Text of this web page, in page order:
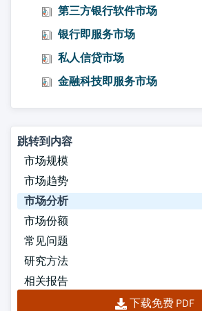
第三方银行软件市场
银行即服务市场
私人信贷市场
金融科技即服务市场
跳转到内容
市场规模
市场趋势
市场分析
市场份额
常见问题
研究方法
相关报告
下载免费 PDF